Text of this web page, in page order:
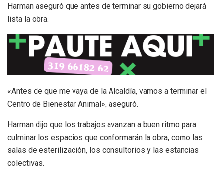
Harman aseguró que antes de terminar su gobierno dejará
lista la obra.
«Antes de que me vaya de la Alcaldía, vamos a terminar el
Centro de Bienestar Animal», aseguró.
Harman dijo que los trabajos avanzan a buen ritmo para
culminar los espacios que conformarán la obra, como las
salas de esterilización, los consultorios y las estancias
colectivas.